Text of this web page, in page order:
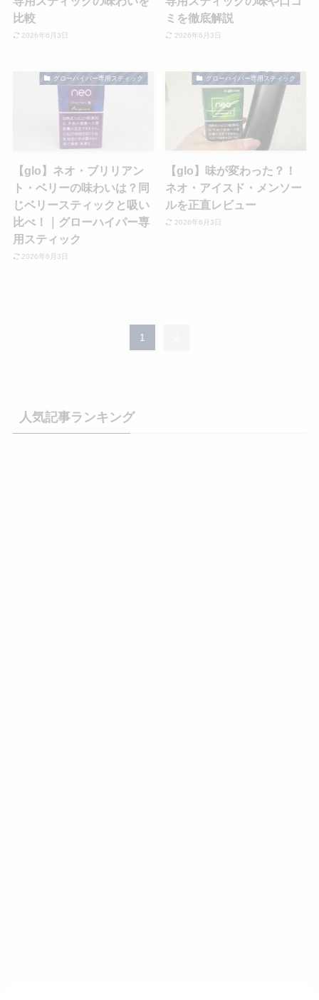
比較
2026年6月3日
ミを徹底解説
2026年6月3日
グローハイパー専用スティック
【glo】ネオ・ブリリアン
ト・ベリーの味わいは？同
じベリースティックと吸い
比べ！｜グローハイパー専
用スティック
2026年6月3日
グローハイパー専用スティック
【glo】味が変わった？！
ネオ・アイスド・メンソー
ルを正直レビュー
2026年6月3日
1
人気記事ランキング